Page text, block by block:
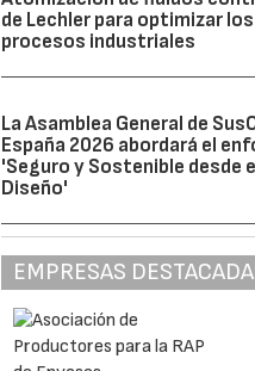
de Lechler para optimizar los
procesos industriales
La Asamblea General de
España 2026 abordará el
'Seguro y Sostenible desde
Diseño'
EMPRESAS